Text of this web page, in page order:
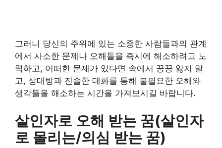
그러니 당신의 주위에 있는 소중한 사람들과의 관계
에서 사소한 문제나 오해들을 즉시에 해소하려고 노
력하고, 어떠한 문제가 있다면 속에서 끙끙 앓지 말
고, 상대방과 진솔한 대화를 통해 불필요한 오해와
생각들을 해소하는 시간을 가져보시길 바랍니다.
살인자로 오해 받는 꿈(살인자
로 몰리는/의심 받는 꿈)